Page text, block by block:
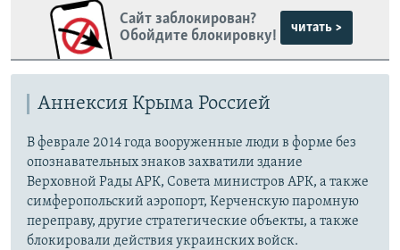
Сайт заблокирован?
Обойдите блокировку!
читать >
Аннексия Крыма Россией
В феврале 2014 года вооруженные люди в форме без
опознавательных знаков захватили здание
Верховной Рады АРК, Совета министров АРК, а также
симферопольский аэропорт, Керченскую паромную
переправу, другие стратегические объекты, а также
блокировали действия украинских войск.